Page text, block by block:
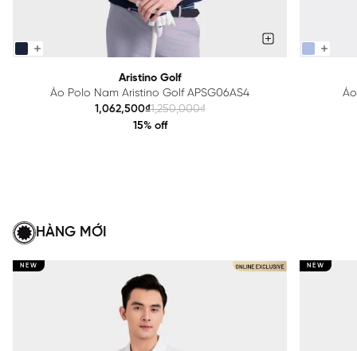
Aristino Golf
Áo Polo Nam Aristino Golf APSG06AS4
1,062,500₫1,250,000₫
15% off
HÀNG MỚI
NEW NEW